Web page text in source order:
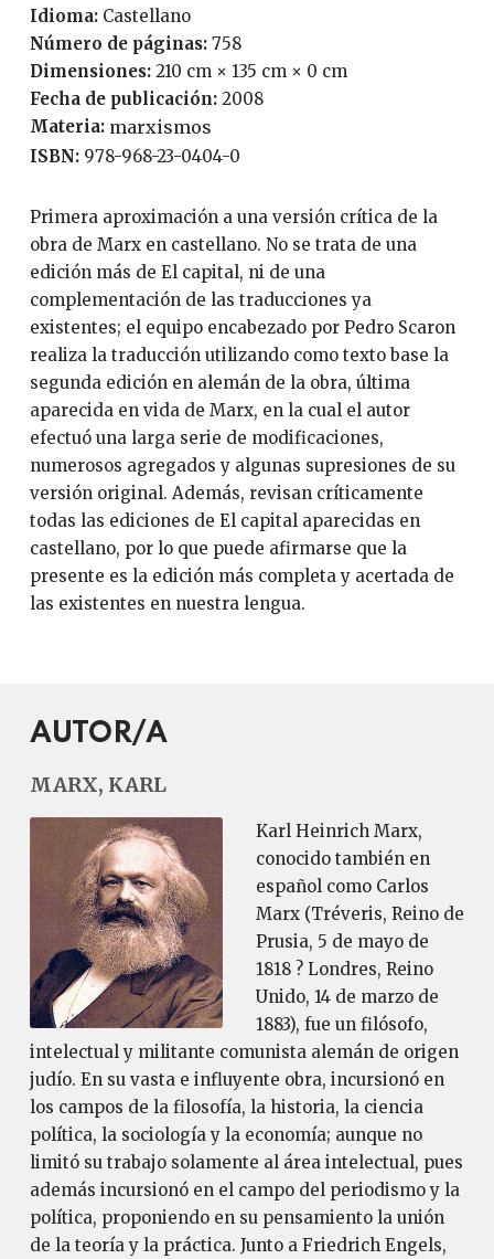
Idioma:
Castellano
Número de páginas:
758
Dimensiones: 210 cm × 135 cm × 0 cm
Fecha de publicación:
2008
Materia: marxismos
ISBN: 978-968-23-0404-0
Primera aproximación a una versión crítica de la
obra de Marx en castellano. No se trata de una
edición más de El capital, ni de una
complementación de las traducciones ya
existentes; el equipo encabezado por Pedro Scaron
realiza la traducción utilizando como texto base la
segunda edición en alemán de la obra, última
aparecida en vida de Marx, en la cual el autor
efectuó una larga serie de modificaciones,
numerosos agregados y algunas supresiones de su
versión original. Además, revisan críticamente
todas las ediciones de El capital aparecidas en
castellano, por lo que puede afirmarse que la
presente es la edición más completa y acertada de
las existentes en nuestra lengua.
AUTOR/A
MARX, KARL
Karl Heinrich Marx,
conocido también en
español como Carlos
Marx (Tréveris, Reino de
Prusia, 5 de mayo de
1818 ? Londres, Reino
Unido, 14 de marzo de
1883), fue un filósofo,
intelectual y militante comunista alemán de origen
judío. En su vasta e influyente obra, incursionó en
los campos de la filosofía, la historia, la ciencia
política, la sociología y la economía; aunque no
limitó su trabajo solamente al área intelectual, pues
además incursionó en el campo del periodismo y la
política, proponiendo en su pensamiento la unión
de la teoría y la práctica. Junto a Friedrich Engels,